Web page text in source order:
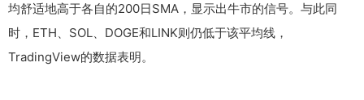
均舒适地高于各自的200日SMA，显示出牛市的信号。与此同
时，ETH、SOL、DOGE和LINK则仍低于该平均线，
TradingView的数据表明。